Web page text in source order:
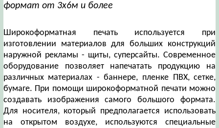
формат от 3х6м и более
Широкоформатная печать используется при
изготовлении материалов для больших конструкций
наружной рекламы - щиты, суперсайты. Современное
оборудование позволяет напечатать продукцию на
различных материалах - баннере, пленке ПВХ, сетке,
бумаге. При помощи широкоформатной печати можно
создавать изображения самого большого формата.
Для носителя, который предполагается использовать
на открытом воздухе, используются специальные